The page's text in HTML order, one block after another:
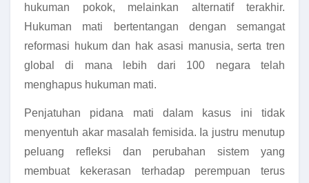
hukuman pokok, melainkan alternatif terakhir.
Hukuman mati bertentangan dengan semangat
reformasi hukum dan hak asasi manusia, serta tren
global di mana lebih dari 100 negara telah
menghapus hukuman mati.
Penjatuhan pidana mati dalam kasus ini tidak
menyentuh akar masalah femisida. Ia justru menutup
peluang refleksi dan perubahan sistem yang
membuat kekerasan terhadap perempuan terus